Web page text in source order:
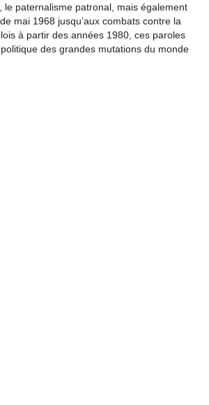
le paternalisme patronal, mais également
mai 1968 jusqu’aux combats contre la
à partir des années 1980, ces paroles
des grandes mutations du monde